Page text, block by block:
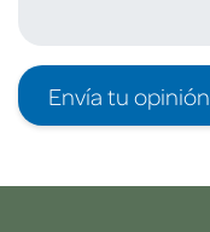
Envía tu opinión